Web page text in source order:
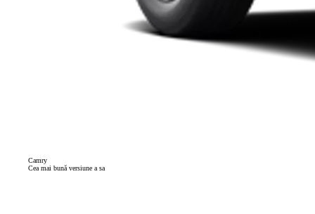
Camry
Cea mai bună versiune a sa